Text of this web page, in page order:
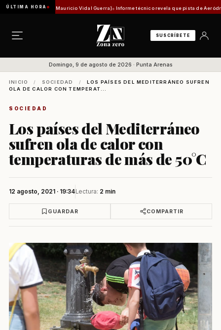
ÚLTIMA HORA
[Por Mauricio Vidal Guerra] Informe técnico revela que pista de Aeródromo
SUSCRÍBETE
Domingo, 9 de agosto de 2026 · Punta Arenas
INICIO / SOCIEDAD /
LOS PAÍSES DEL MEDITERRÁNEO SUFREN
OLA DE CALOR CON TEMPERAT...
SOCIEDAD
Los países del Mediterráneo
sufren ola de calor con
temperaturas de más de 50°C
12 agosto, 2021 · 19:34Lectura: 2 min
GUARDAR COMPARTIR